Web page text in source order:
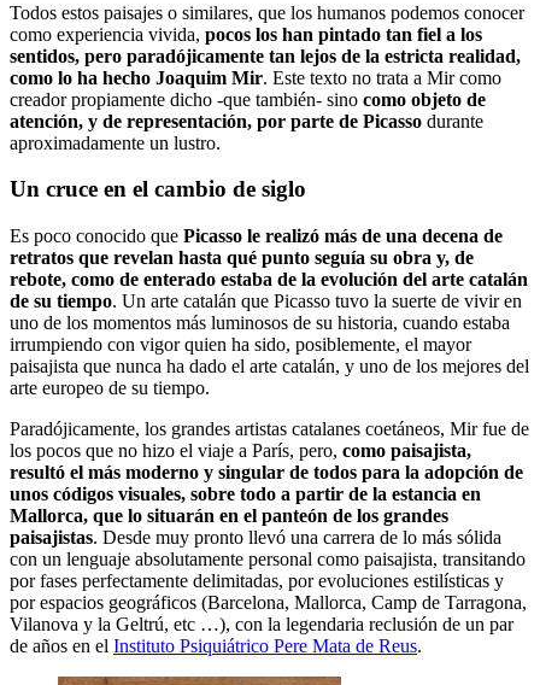
Todos estos paisajes o similares, que los humanos podemos conocer
como experiencia vivida, pocos los han pintado tan fiel a los
sentidos, pero paradójicamente tan lejos de la estricta realidad,
como lo ha hecho Joaquim Mir. Este texto no trata a Mir como
creador propiamente dicho -que también- sino como objeto de
atención, y de representación, por parte de Picasso durante
aproximadamente un lustro.
Un cruce en el cambio de siglo
Es poco conocido que Picasso le realizó más de una decena de
retratos que revelan hasta qué punto seguía su obra y, de
rebote, como de enterado estaba de la evolución del arte catalán
de su tiempo. Un arte catalán que Picasso tuvo la suerte de vivir en
uno de los momentos más luminosos de su historia, cuando estaba
irrumpiendo con vigor quien ha sido, posiblemente, el mayor
paisajista que nunca ha dado el arte catalán, y uno de los mejores del
arte europeo de su tiempo.
Paradójicamente, los grandes artistas catalanes coetáneos, Mir fue de
los pocos que no hizo el viaje a París, pero, como paisajista,
resultó el más moderno y singular de todos para la adopción de
unos códigos visuales, sobre todo a partir de la estancia en
Mallorca, que lo situarán en el panteón de los grandes
paisajistas. Desde muy pronto llevó una carrera de lo más sólida
con un lenguaje absolutamente personal como paisajista, transitando
por fases perfectamente delimitadas, por evoluciones estilísticas y
por espacios geográficos (Barcelona, ​​Mallorca, Camp de Tarragona,
Vilanova y la Geltrú, etc …), con la legendaria reclusión de un par
de años en el Instituto Psiquiátrico Pere Mata de Reus.